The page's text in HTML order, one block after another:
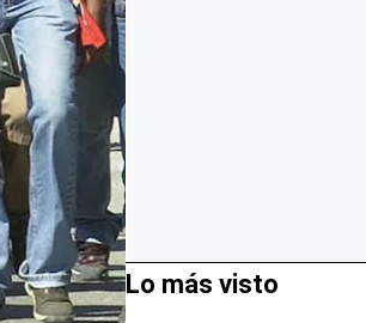
Lo más visto